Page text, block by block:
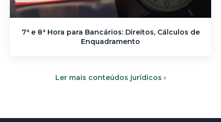
7ª e 8ª Hora para Bancários: Direitos, Cálculos de
Enquadramento
Ler mais conteúdos jurídicos ›